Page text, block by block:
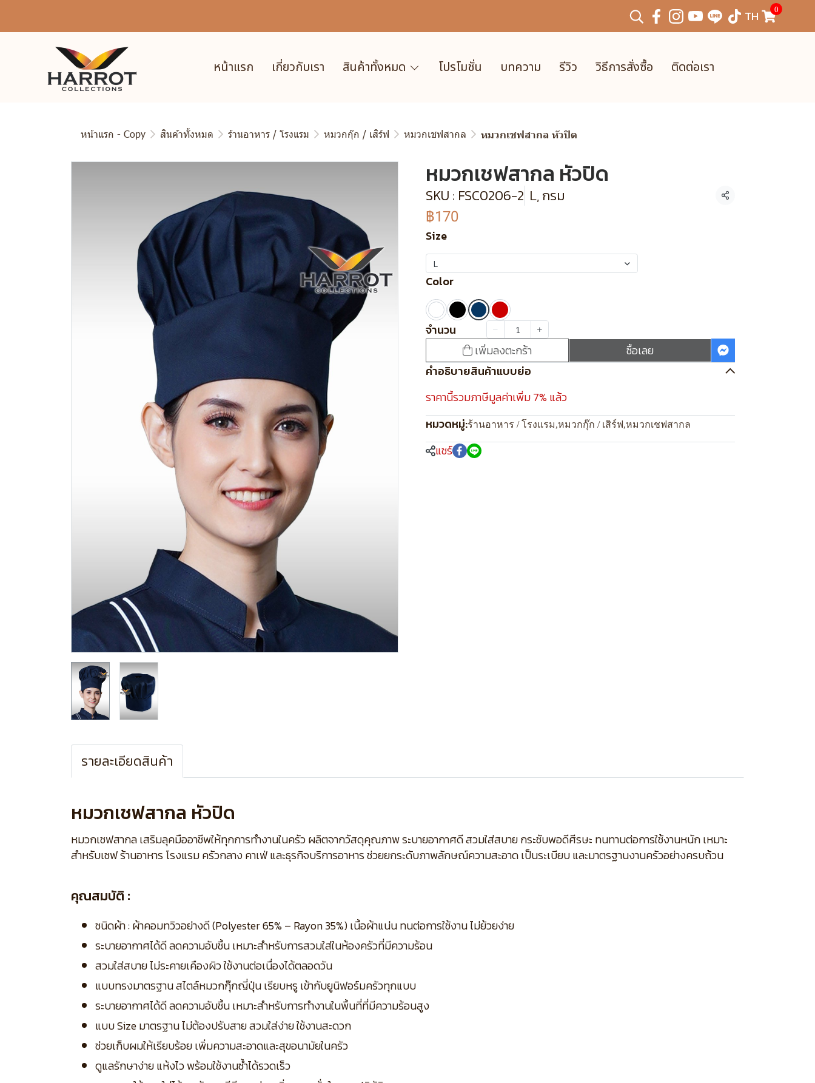
TH 0
หน้าแรก เกี่ยวกับเรา สินค้าทั้งหมด โปรโมชั่น บทความ รีวิว วิธีการสั่งซื้อ ติดต่อเรา
หน้าแรก - Copy สินค้าทั้งหมด ร้านอาหาร / โรงแรม หมวกกุ๊ก / เสิร์ฟ หมวกเชฟสากล หมวกเชฟสากล หัวปิด
หมวกเชฟสากล หัวปิด
SKU : FSC0206-2 L, กรม แชร์
฿170
Size
L
Color
จำนวน
เพิ่มลงตะกร้า
ซื้อเลย
คำอธิบายสินค้าแบบย่อ
ราคานี้รวมภาษีมูลค่าเพิ่ม 7% แล้ว
หมวดหมู่:ร้านอาหาร / โรงแรม,หมวกกุ๊ก / เสิร์ฟ,หมวกเชฟสากล
แชร์
รายละเอียดสินค้า
หมวกเชฟสากล หัวปิด
หมวกเชฟสากล เสริมลุคมืออาชีพให้ทุกการทำงานในครัว ผลิตจากวัสดุคุณภาพ ระบายอากาศดี สวมใส่สบาย กระชับพอดีศีรษะ ทนทานต่อการใช้งานหนัก เหมาะ
สำหรับเชฟ ร้านอาหาร โรงแรม ครัวกลาง คาเฟ่ และธุรกิจบริการอาหาร ช่วยยกระดับภาพลักษณ์ความสะอาด เป็นระเบียบ และมาตรฐานงานครัวอย่างครบถ้วน
คุณสมบัติ :
ชนิดผ้า : ผ้าคอมทวิวอย่างดี (Polyester 65% – Rayon 35%) เนื้อผ้าแน่น ทนต่อการใช้งาน ไม่ย้วยง่าย
ระบายอากาศได้ดี ลดความอับชื้น เหมาะสำหรับการสวมใส่ในห้องครัวที่มีความร้อน
สวมใส่สบาย ไม่ระคายเคืองผิว ใช้งานต่อเนื่องได้ตลอดวัน
แบบทรงมาตรฐาน สไตล์หมวกกุ๊กญี่ปุ่น เรียบหรู เข้ากับยูนิฟอร์มครัวทุกแบบ
ระบายอากาศได้ดี ลดความอับชื้น เหมาะสำหรับการทำงานในพื้นที่ที่มีความร้อนสูง
แบบ Size มาตรฐาน ไม่ต้องปรับสาย สวมใส่ง่าย ใช้งานสะดวก
ช่วยเก็บผมให้เรียบร้อย เพิ่มความสะอาดและสุขอนามัยในครัว
ดูแลรักษาง่าย แห้งไว พร้อมใช้งานซ้ำได้รวดเร็ว